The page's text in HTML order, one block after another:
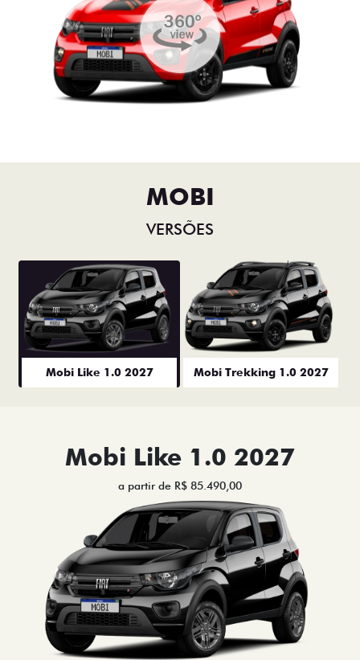
MOBI
VERSÕES
Mobi Like 1.0 2027 Mobi Trekking 1.0 2027
Mobi Like 1.0 2027
a partir de R$ 85.490,00